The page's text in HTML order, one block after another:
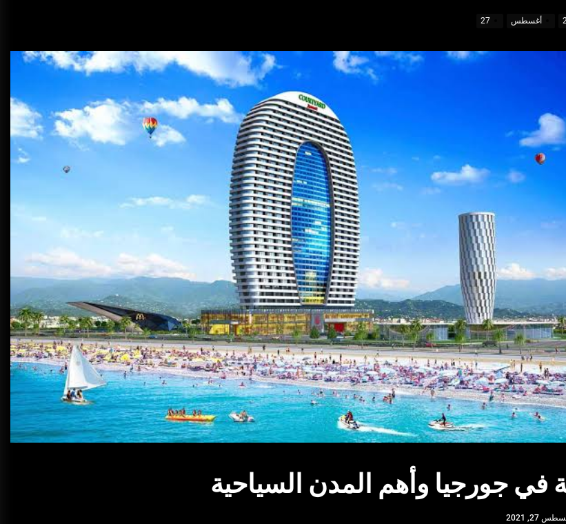
اوتومبيل
ديسمبر 25, 2025
أفضل ممارسات استخدام أداة BEE
SEO لتحسين محركات البحث
يوليو 19, 2026
البهنسي: خدمة فاخرة واحترافية
أهمية معرفة أسعار ليموزين مطار
برج العرب قبل السفر
تحقيق: أسعار خدمة ليموزين مطار
القاهرة وكيفية الاستفادة منها
ديسمبر 25, 2025
خدمة ليموزين مطار الغردقة شركة
اوتومبيل
ديسمبر 25, 2025
منها
أغسطس 27
في جورجيا وأهم المدن السياحية
27, 2021